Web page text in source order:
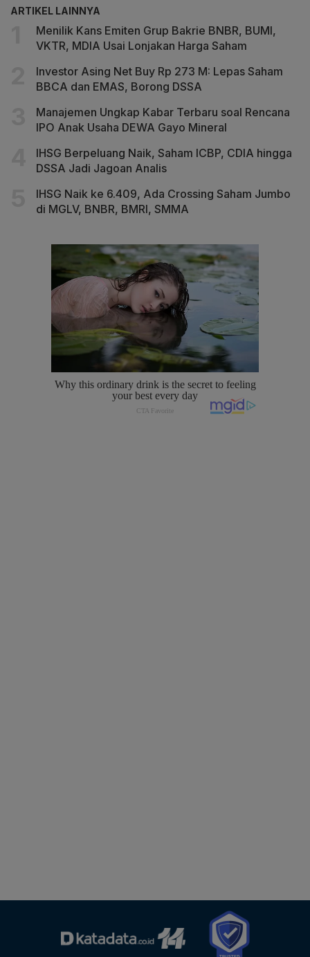
ARTIKEL LAINNYA
Menilik Kans Emiten Grup Bakrie BNBR, BUMI,
VKTR, MDIA Usai Lonjakan Harga Saham
Investor Asing Net Buy Rp 273 M: Lepas Saham
BBCA dan EMAS, Borong DSSA
Manajemen Ungkap Kabar Terbaru soal Rencana
IPO Anak Usaha DEWA Gayo Mineral
IHSG Berpeluang Naik, Saham ICBP, CDIA hingga
DSSA Jadi Jagoan Analis
IHSG Naik ke 6.409, Ada Crossing Saham Jumbo
di MGLV, BNBR, BMRI, SMMA